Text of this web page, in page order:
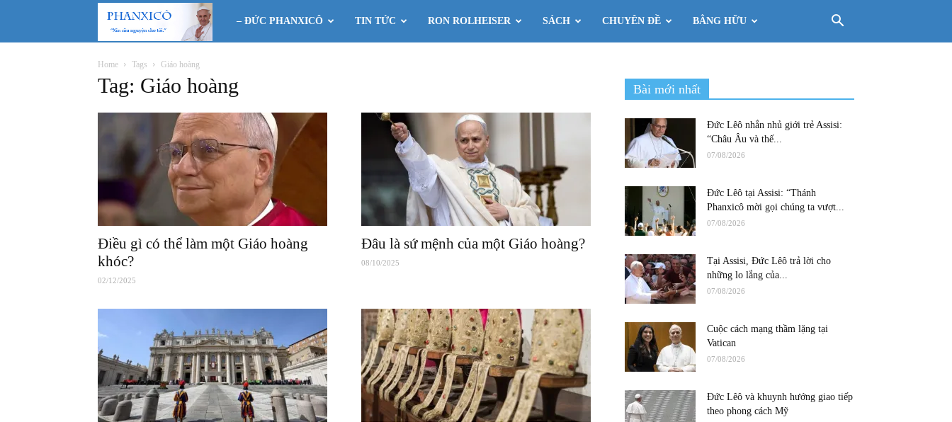
Phanxicô
– ĐỨC PHANXICÔ TIN TỨC RON ROLHEISER SÁCH CHUYÊN ĐỀ BẰNG HỮU
Home Tags Giáo hoàng
Tag: Giáo hoàng
Điều gì có thể làm một Giáo hoàng
khóc?
02/12/2025
Đâu là sứ mệnh của một Giáo hoàng?
08/10/2025
Bài mới nhất
Đức Lêô nhắn nhủ giới trẻ Assisi:
“Châu Âu và thế...
07/08/2026
Đức Lêô tại Assisi: “Thánh
Phanxicô mời gọi chúng ta vượt...
07/08/2026
Tại Assisi, Đức Lêô trả lời cho
những lo lắng của...
07/08/2026
Cuộc cách mạng thầm lặng tại
Vatican
07/08/2026
Đức Lêô và khuynh hướng giao tiếp
theo phong cách Mỹ